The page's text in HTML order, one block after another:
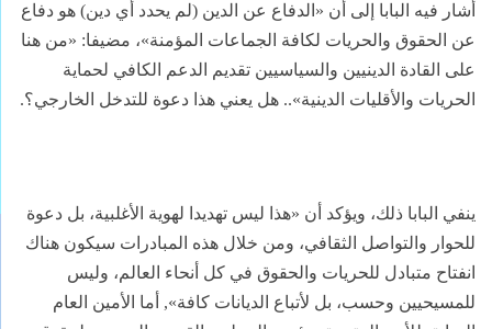
أشار فيه البابا إلى أن «الدفاع عن الدين (لم يحدد أي دين) هو دفاع
عن الحقوق والحريات لكافة الجماعات المؤمنة»، مضيفا: «من هنا
على القادة الدينيين والسياسيين تقديم الدعم الكافي لحماية
الحريات والأقليات الدينية».. هل يعني هذا دعوة للتدخل الخارجي؟.
ينفي البابا ذلك، ويؤكد أن «هذا ليس تهديدا لهوية الأغلبية، بل دعوة
للحوار والتواصل الثقافي، ومن خلال هذه المبادرات سيكون هناك
انفتاح متبادل للحريات والحقوق في كل أنحاء العالم، وليس
للمسيحيين وحسب، بل لأتباع الديانات كافة», أما الأمين العام